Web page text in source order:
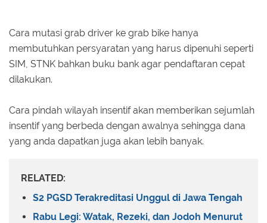
Cara mutasi grab driver ke grab bike hanya
membutuhkan persyaratan yang harus dipenuhi seperti
SIM, STNK bahkan buku bank agar pendaftaran cepat
dilakukan.
Cara pindah wilayah insentif akan memberikan sejumlah
insentif yang berbeda dengan awalnya sehingga dana
yang anda dapatkan juga akan lebih banyak.
RELATED:
S2 PGSD Terakreditasi Unggul di Jawa Tengah
Rabu Legi: Watak, Rezeki, dan Jodoh Menurut